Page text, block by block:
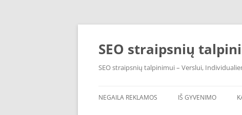
Skip
SEO straipsnių
SEO straipsnių talpinimui – Verslui,
NEGAILA REKLAMOS IŠ GYVENIMO